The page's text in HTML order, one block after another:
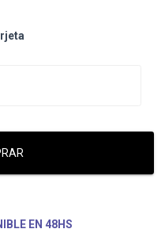
EN 48HS